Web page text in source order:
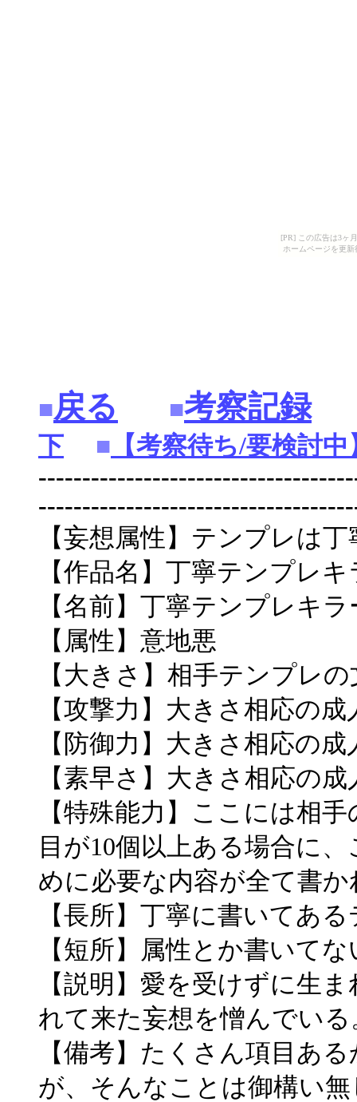
[PR] この広告は3ヶ
ホームページを更
■戻る ■考察記録
下 ■ 【考察待ち/要検討中
【妄想属性】テンプレは
【作品名】丁寧テンプレキ
【名前】丁寧テンプレキラ
【属性】意地悪
【大きさ】相手テンプレ
【攻撃力】大きさ相応の
【防御力】大きさ相応の
【素早さ】大きさ相応の
【特殊能力】ここには相
目が10個以上ある場合に
めに必要な内容が全て書
【長所】丁寧に書いてあ
【短所】属性とか書いて
【説明】愛を受けずに生
れて来た妄想を憎んでいる
【備考】たくさん項目あ
が、そんなことは御構い無